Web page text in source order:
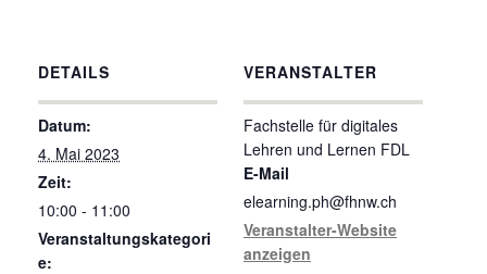
DETAILS
Datum:
4. Mai 2023
Zeit:
10:00 - 11:00
Veranstaltungskategori
e:
VERANSTALTER
Fachstelle für digitales
Lehren und Lernen FDL
E-Mail
elearning.ph@fhnw.ch
Veranstalter-Website
anzeigen